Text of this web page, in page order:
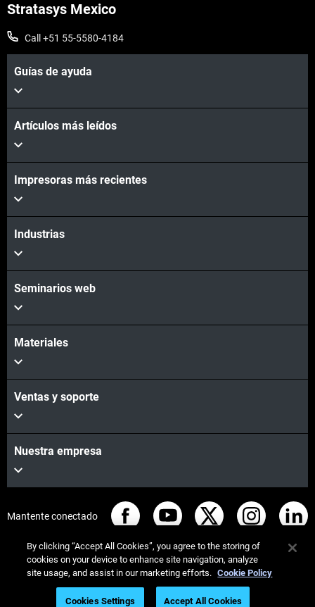
Stratasys Mexico
Call +51 55-5580-4184
Guías de ayuda
Artículos más leídos
Impresoras más recientes
Industrias
Seminarios web
Materiales
Ventas y soporte
Nuestra empresa
Mantente conectado
© Stratasys 2026 Legal information
Privacy policy
By clicking “Accept All Cookies”, you agree to the storing of
cookies on your device to enhance site navigation, analyze
site usage, and assist in our marketing efforts. Cookie Policy
Cookies Settings Accept All Cookies